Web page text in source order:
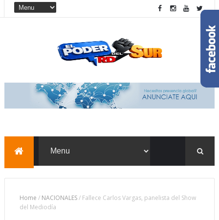
Home / NACIONALES/ Fallece Carlos Vargas, panelista del Show
del Mediodía